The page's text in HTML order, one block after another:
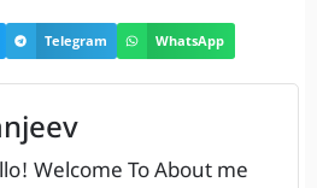
Telegram WhatsApp
Welcome To About me